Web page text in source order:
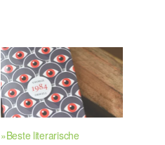
»Beste literarische